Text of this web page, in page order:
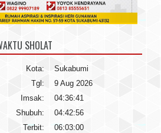
SHOLAT
Kota:
Sukabumi
Tgl:
9 Aug 2026
Imsak:
04:36:41
Shubuh:
04:42:56
Terbit:
06:03:00